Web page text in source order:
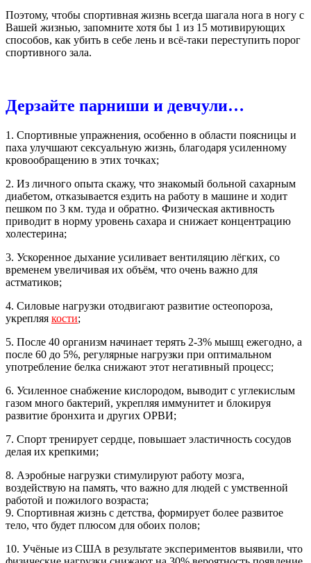
Поэтому, чтобы спортивная жизнь всегда шагала нога в ногу с
Вашей жизнью, запомните хотя бы 1 из 15 мотивирующих
способов, как убить в себе лень и всё-таки переступить порог
спортивного зала.
Дерзайте парниши и девчули…
1. Спортивные упражнения, особенно в области поясницы и
паха улучшают сексуальную жизнь, благодаря усиленному
кровообращению в этих точках;
2. Из личного опыта скажу, что знакомый больной сахарным
диабетом, отказывается ездить на работу в машине и ходит
пешком по 3 км. туда и обратно. Физическая активность
приводит в норму уровень сахара и снижает концентрацию
холестерина;
3. Ускоренное дыхание усиливает вентиляцию лёгких, со
временем увеличивая их объём, что очень важно для
астматиков;
4. Силовые нагрузки отодвигают развитие остеопороза,
укрепляя кости;
5. После 40 организм начинает терять 2-3% мышц ежегодно, а
после 60 до 5%, регулярные нагрузки при оптимальном
употребление белка снижают этот негативный процесс;
6. Усиленное снабжение кислородом, выводит с углекислым
газом много бактерий, укрепляя иммунитет и блокируя
развитие бронхита и других ОРВИ;
7. Спорт тренирует сердце, повышает эластичность сосудов
делая их крепкими;
8. Аэробные нагрузки стимулируют работу мозга,
воздействую на память, что важно для людей с умственной
работой и пожилого возраста;
9. Спортивная жизнь с детства, формирует более развитое
тело, что будет плюсом для обоих полов;
10. Учёные из США в результате экспериментов выявили, что